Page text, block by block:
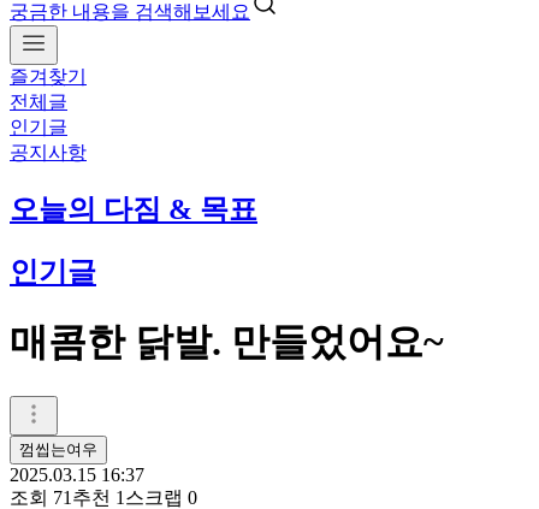
궁금한 내용을 검색해보세요
즐겨찾기
전체글
인기글
공지사항
오늘의 다짐 & 목표
인기글
매콤한 닭발. 만들었어요~
껌씹는여우
2025.03.15 16:37
조회 71 추천 1 스크랩 0